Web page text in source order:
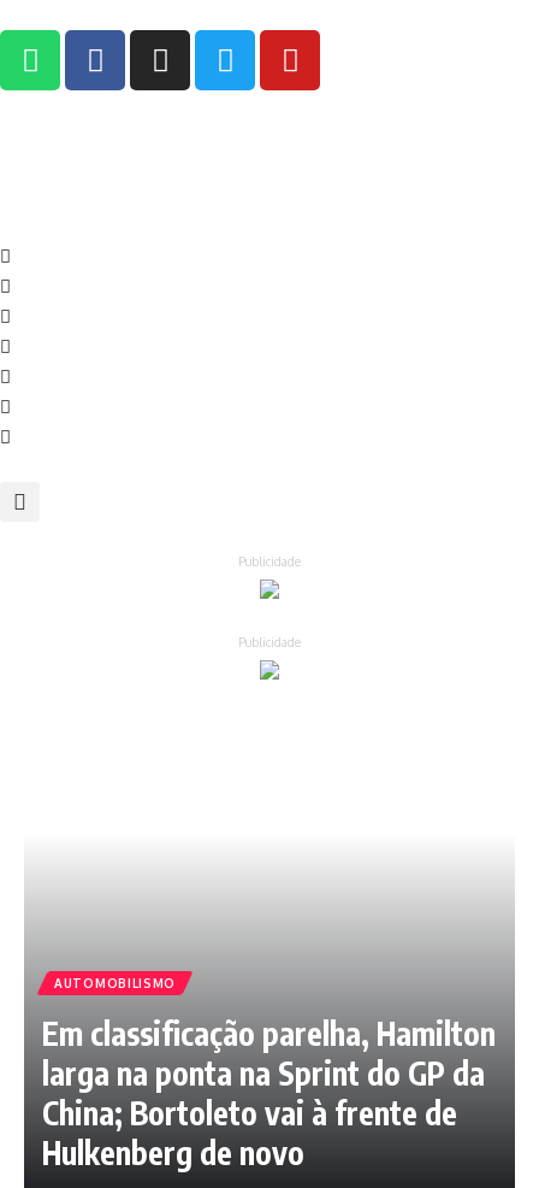
Publicidade
Publicidade
AUTOMOBILISMO
Em classificação parelha, Hamilton
larga na ponta na Sprint do GP da
China; Bortoleto vai à frente de
Hulkenberg de novo